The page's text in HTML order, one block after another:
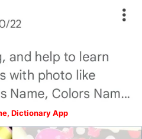
Dictionary App